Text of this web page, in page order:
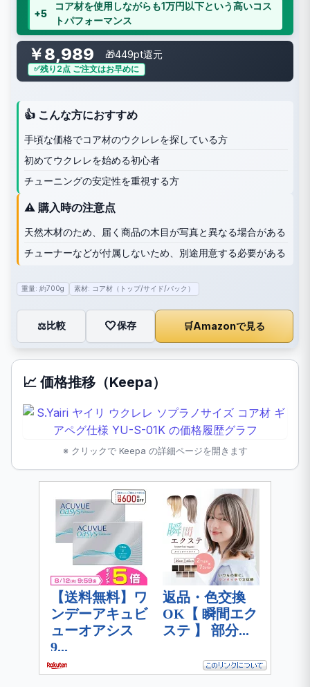
+5
コア材を使用しながらも1万円以下という高いコス
トパフォーマンス
￥8,989 🎁449pt還元
残り2点 ご注文はお早めに
👍 こんな方におすすめ
手頃な価格でコア材のウクレレを探している方
初めてウクレレを始める初心者
チューニングの安定性を重視する方
⚠️ 購入時の注意点
天然木材のため、届く商品の木目が写真と異なる場合がある
チューナーなどが付属しないため、別途用意する必要がある
重量: 約700g 素材: コア材（トップ/サイド/バック）
⚖️比較 🤍保存 🛒Amazonで見る
📈 価格推移（Keepa）
※ クリックで Keepa の詳細ページを開きます